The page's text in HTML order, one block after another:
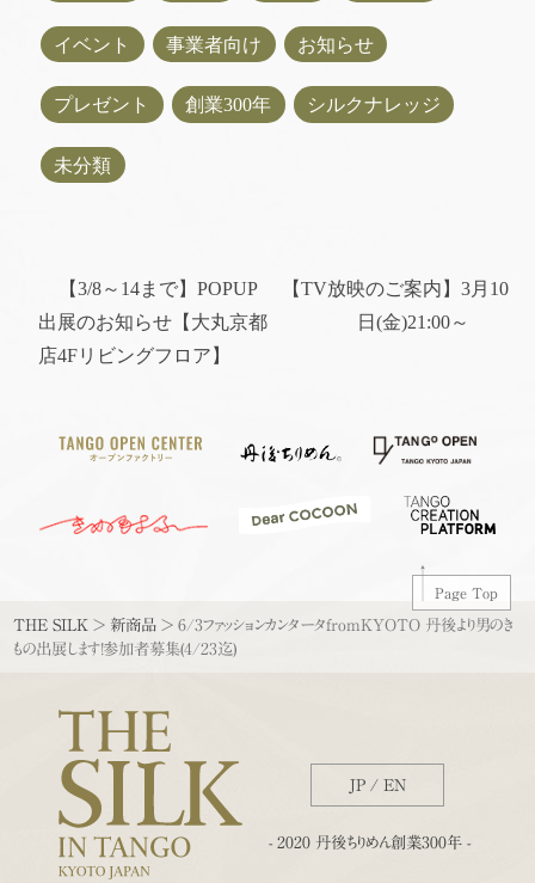
イベント 事業者向け お知らせ
プレゼント 創業300年 シルクナレッジ
未分類
【3/8～14まで】POPUP
出展のお知らせ【大丸京都
店4Fリビングフロア】
【TV放映のご案内】3月10
日(金)21:00～
Page Top
THE SILK > 新商品 >6/3ファッションカンタータfromKYOTO 丹後より男のき
もの出展します！参加者募集(4/23迄)
JP /EN
- 2020 丹後ちりめん創業300年 -